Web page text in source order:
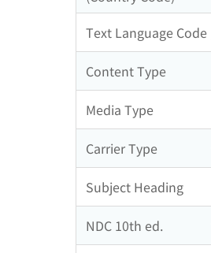
Text Language Code
Content Type
Media Type
Carrier Type
Subject Heading
NDC 10th ed.